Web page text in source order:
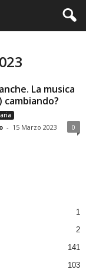
La musica
- 15 Marzo 2023 0
1
2
141
103